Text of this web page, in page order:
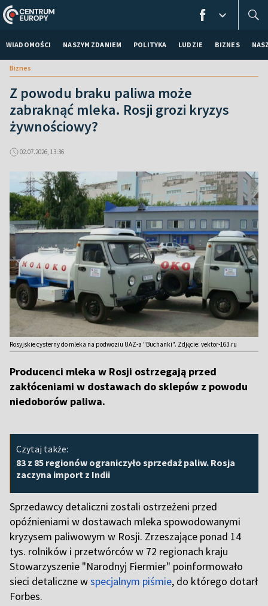
WIADOMOŚCI NASZYM ZDANIEM POLITYKA LUDZIE BIZNES
Biznes
Z powodu braku paliwa może
zabraknąć mleka. Rosji grozi kryzys
żywnościowy?
02.07.2026, 13:36
Rosyjskie cysterny do mleka na podwoziu UAZ-a "Buchanki". Zdjęcie: vektor-163.ru
Producenci mleka w Rosji ostrzegają przed
zakłóceniami w dostawach do sklepów z powodu
niedoborów paliwa.
Czytaj także:
83 z 85 regionów ograniczyło sprzedaż paliw. Rosja
zaczyna import z Indii
Sprzedawcy detaliczni zostali ostrzeżeni przed
opóźnieniami w dostawach mleka spowodowanymi
kryzysem paliwowym w Rosji. Zrzeszające ponad 14
tys. rolników i przetwórców w 72 regionach kraju
Stowarzyszenie "Narodnyj Fiermier" poinformowało
sieci detaliczne wspecjalnym piśmie, do którego dotarł
Forbes.